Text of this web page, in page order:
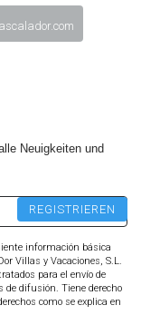
Neuigkeiten und
información básica
Villas y Vacaciones, S.L.
para el envío de
difusión. Tiene derecho
como se explica en